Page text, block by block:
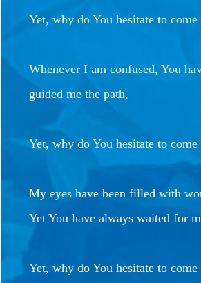
Yet, why do You hesitate to
Whenever I am confused, You
guided me the path,
Yet, why do You hesitate to
My eyes have been filled with
Yet You have always waited for
Yet, why do You hesitate to